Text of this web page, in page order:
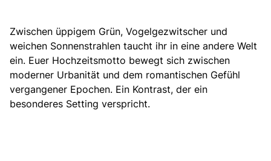
Zwischen üppigem Grün, Vogelgezwitscher und
weichen Sonnenstrahlen taucht ihr in eine andere Welt
ein. Euer Hochzeitsmotto bewegt sich zwischen
moderner Urbanität und dem romantischen Gefühl
vergangener Epochen. Ein Kontrast, der ein
besonderes Setting verspricht.